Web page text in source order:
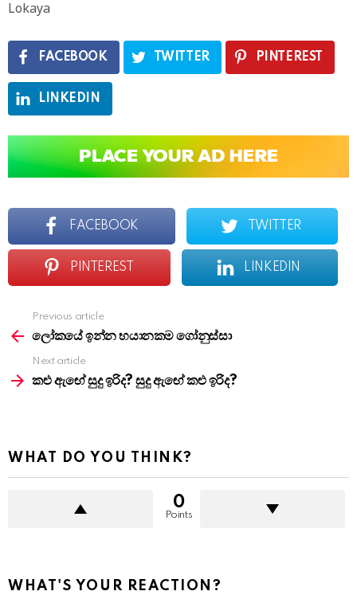
Lokaya
FACEBOOK TWITTER PINTEREST
LINKEDIN
FACEBOOK TWITTER
PINTEREST LINKEDIN
more
Previous article
ලෝකයේ ඉන්න භයානකම ගෝනුස්සා
Next article
කළු ඇඟේ සුදු ඉරිද? සුදු ඇඟේ කළු ඉරිද?
WHAT DO YOU THINK?
0
Points
WHAT'S YOUR REACTION?